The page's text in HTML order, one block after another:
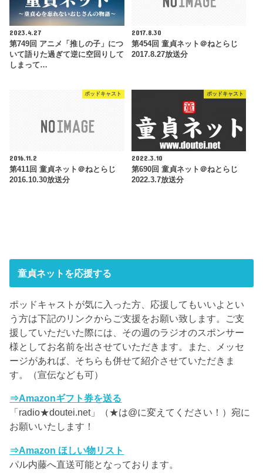
2023.4.27
第749回 アニメ「推しの子」につ
いて語りた過ぎて逆に空回りして
しまって…
2017.8.30
第454回 童貞ネット＠ねとらじ
2017.8.27放送分
ポッドキャスト
2016.11.2
第411回 童貞ネット＠ねとらじ
2016.10.30放送分
ポッドキャスト
2022.3.10
第690回 童貞ネット＠ねとらじ
2022.3.7放送分
童貞ネットを応援する
ポッドキャストが気に入った方、応援してもいいよとい
う方は下記のリンクからご支援をお願い致します。ご支
援していただいた際には、その週のラジオのスポンサー
様としてお名前を出させていただきます。また、メッセ
ージがあれば、そちらも併せて紹介させていただきま
す。（宣伝なども可）
⇒Amazonギフト券を送る
「radio★doutei.net」（★は@に変えてください！）宛に
お願いいたします！
⇒Amazon ほしい物リスト
パル内藤へ直送可能となっております。